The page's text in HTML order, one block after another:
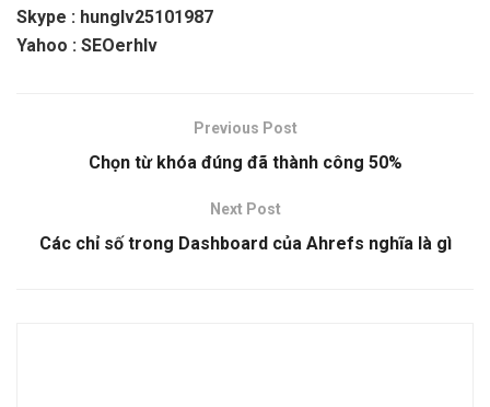
Skype : hunglv25101987
Yahoo : SEOerhlv
Previous Post
Chọn từ khóa đúng đã thành công 50%
Next Post
Các chỉ số trong Dashboard của Ahrefs nghĩa là gì